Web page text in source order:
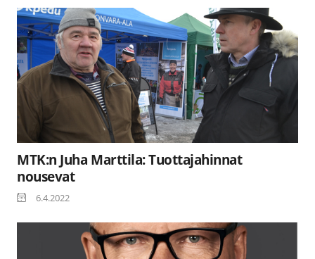
MTK:n Juha Marttila: Tuottajahinnat
nousevat
6.4.2022